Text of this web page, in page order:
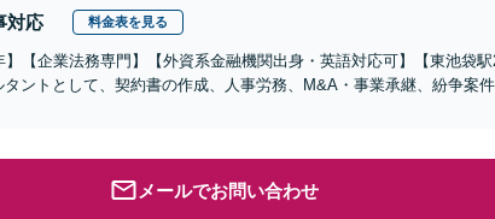
対応 料金表を見る
】【企業法務専門】【外資系金融機関出身・英語対応可】【東池袋
ントとして、契約書の作成、人事労務、M&A・事業承継、紛争案
メールでお問い合わせ